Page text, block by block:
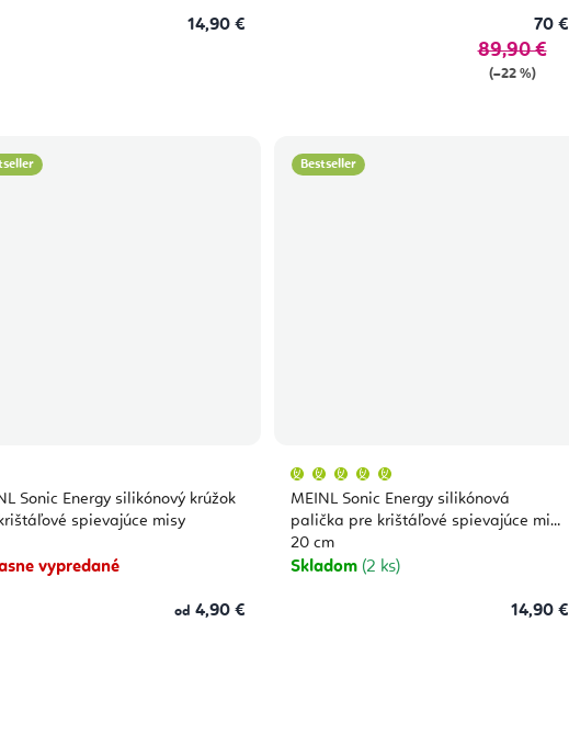
14,90 € 70 €
89,90 €
(–22 %)
Sonic Energy silikónový krúžok
spievajúce misy
vypredané
od 4,90 €
Bestseller
MEINL Sonic Energy silikónová
palička pre krištáľové spievajúce misy
20 cm
produktu
je
5,0
hviezdičiek.
Skladom (2 ks)
14,90 €